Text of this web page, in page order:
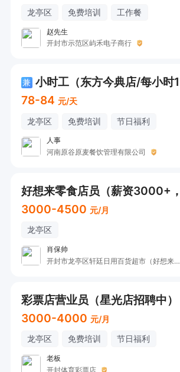
龙亭区 免费培训 工作餐
赵先生
开封市示范区屿禾电子商行
兼 小时工（东方今典店/每小时
78-84 元/天
龙亭区 免费培训 节日福利
人事
河南原谷原麦餐饮管理有限公司
3000-4500 元/月
龙亭区
肖保帅
开封市龙亭区轩廷日用百货超市（好想来零食）
彩票店营业员（星光店招聘中）
3000-4000 元/月
龙亭区 免费培训 节日福利
老板
开封体育彩票店